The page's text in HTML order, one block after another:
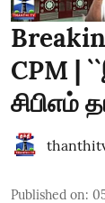
CPM |
சிபிஎம்
Published on: